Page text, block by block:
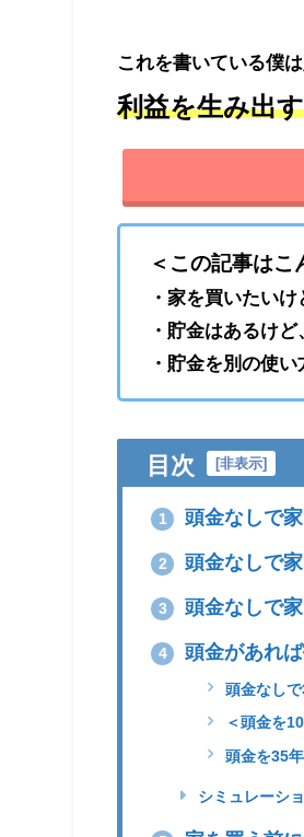
これを書いている僕
利益を生み出す
＜この記事はこ
・家を買いたい
・貯金はあるけ
・貯金を別の使
目次 [非表示]
1 頭金なしで
2 頭金なしで
3 頭金なしで
4 頭金があれ
頭金なし
＜頭金を
頭金を35
シミュレーシ